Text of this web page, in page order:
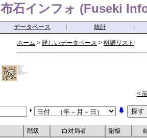
布石インフォ (Fuseki
データベース 統計
ホーム > 詳しいデータベース > 棋譜リスト
<
階級 白対局者 階級